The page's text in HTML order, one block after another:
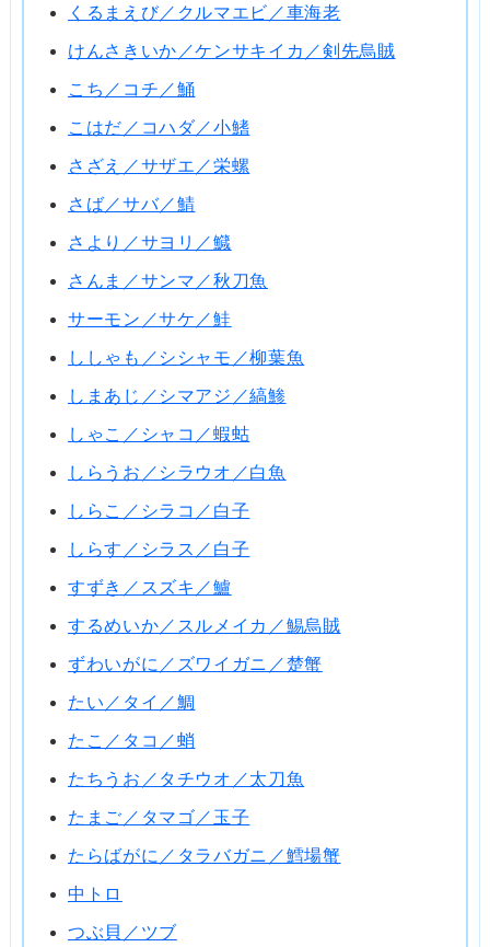
くるまえび／クルマエビ／車海老
けんさきいか／ケンサキイカ／剣先烏賊
こち／コチ／鯒
こはだ／コハダ／小鰭
さざえ／サザエ／栄螺
さば／サバ／鯖
さより／サヨリ／鱵
さんま／サンマ／秋刀魚
サーモン／サケ／鮭
ししゃも／シシャモ／柳葉魚
しまあじ／シマアジ／縞鯵
しゃこ／シャコ／蝦蛄
しらうお／シラウオ／白魚
しらこ／シラコ／白子
しらす／シラス／白子
すずき／スズキ／鱸
するめいか／スルメイカ／鯣烏賊
ずわいがに／ズワイガニ／楚蟹
たい／タイ／鯛
たこ／タコ／蛸
たちうお／タチウオ／太刀魚
たまご／タマゴ／玉子
たらばがに／タラバガニ／鱈場蟹
中トロ
つぶ貝／ツブ